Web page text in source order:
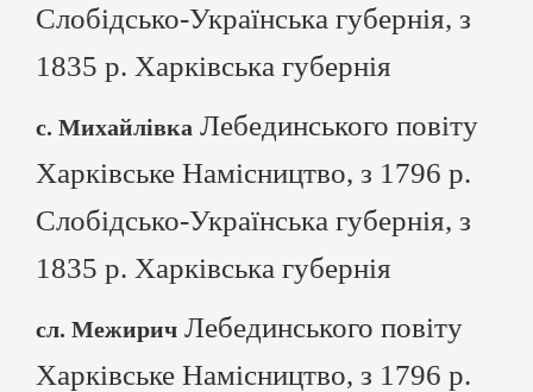
Слобідсько-Українська губернія, з
1835 р. Харківська губернія
с. Михайлівка Лебединського повіту
Харківське Намісництво, з 1796 р.
Слобідсько-Українська губернія, з
1835 р. Харківська губернія
сл. Межирич Лебединського повіту
Харківське Намісництво, з 1796 р.